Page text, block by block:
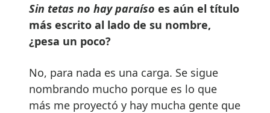
Sin tetas no hay paraíso es aún el título
más escrito al lado de su nombre,
¿pesa un poco?
No, para nada es una carga. Se sigue
nombrando mucho porque es lo que
más me proyectó y hay mucha gente que